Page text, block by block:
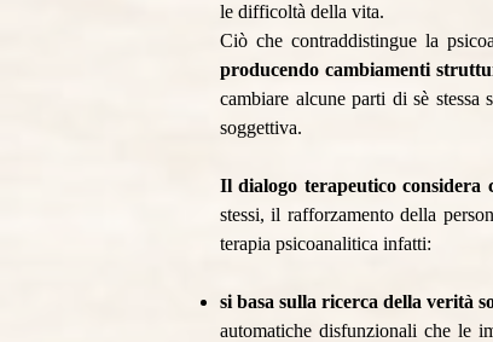
le difficoltà della vita.
Ciò che contraddistingue la
producendo cambiamenti
cambiare alcune parti di sè
soggettiva.
Il dialogo terapeutico considera
stessi, il rafforzamento della
terapia psicoanalitica infatti:
si basa sulla ricerca della verità
automatiche disfunzionali che le